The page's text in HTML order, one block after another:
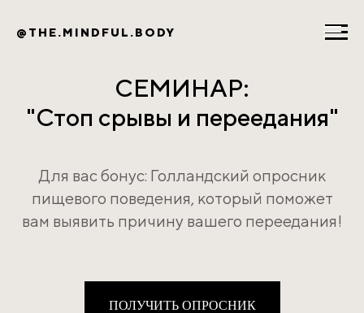
@THE.MINDFUL.BODY
СЕМИНАР:
"Стоп срывы и переедания"
Для вас бонус: Голландский опросник
пищевого поведения, который поможет
вам выявить причину вашего переедания!
ПОЛУЧИТЬ ОПРОСНИК